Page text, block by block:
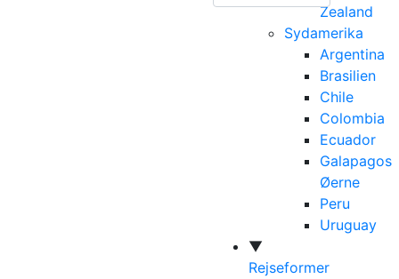
Zealand
Sydamerika
Argentina
Brasilien
Chile
Colombia
Ecuador
Galapagos
Øerne
Peru
Uruguay
▼
Rejseformer